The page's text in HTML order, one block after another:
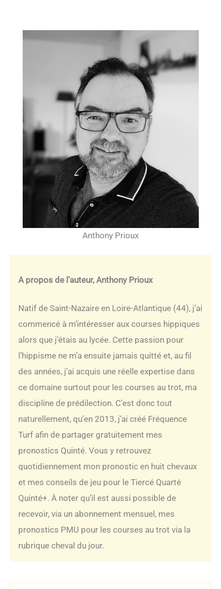
Anthony Prioux
A propos de l’auteur, Anthony Prioux
Natif de Saint-Nazaire en Loire-Atlantique (44), j’ai
commencé à m’intéresser aux courses hippiques
alors que j’étais au lycée. Cette passion pour
l’hippisme ne m’a ensuite jamais quitté et, au fil
des années, j’ai acquis une réelle expertise dans
ce domaine surtout pour les courses au trot, ma
discipline de prédilection. C’est donc tout
naturellement, qu’en 2013, j’ai créé Fréquence
Turf afin de partager gratuitement mes
pronostics Quinté. Vous y retrouvez
quotidiennement mon pronostic en huit chevaux
et mes conseils de jeu pour le Tiercé Quarté
Quinté+. À noter qu’il est aussi possible de
recevoir, via un abonnement mensuel, mes
pronostics PMU pour les courses au trot via la
rubrique cheval du jour.